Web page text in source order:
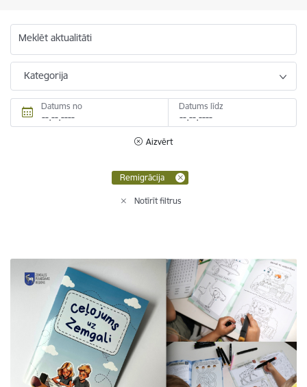
Meklēt aktualitāti
Kategorija
Datums no Datums līdz
Aizvērt
Remigrācija
Notīrīt filtrus